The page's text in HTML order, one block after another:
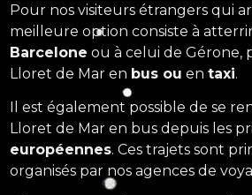
Pour nos visiteurs étrangers qui
meilleure option consiste à
Barcelone ou à celui de Gérone,
Lloret de Mar en bus ou entaxi.
Il est également possible de se
Lloret de Mar en bus depuis les
européennes. Ces trajets sont
organisés par nos agences de